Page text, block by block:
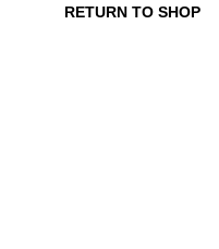
RETURN TO SHOP